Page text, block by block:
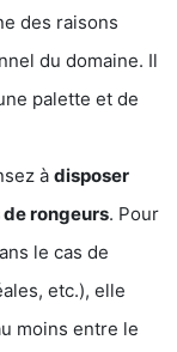
des raisons
du domaine. Il
palette et de
à disposer
rongeurs. Pour
le cas de
etc.), elle
moins entre le